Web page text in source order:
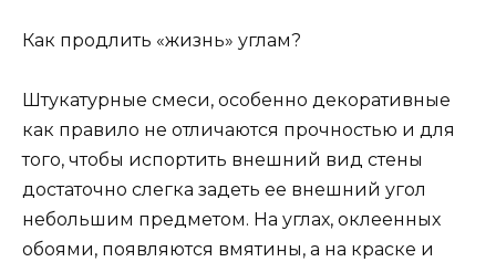
Как продлить «жизнь» углам?
Штукатурные смеси, особенно декоративные
как правило не отличаются прочностью и для
того, чтобы испортить внешний вид стены
достаточно слегка задеть ее внешний угол
небольшим предметом. На углах, оклеенных
обоями, появляются вмятины, а на краске и